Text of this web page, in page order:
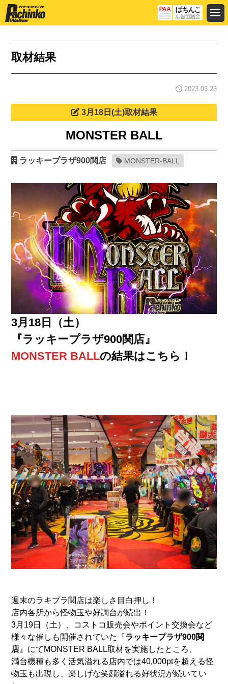
取材結果
2023.03.25
3月18日(土)取材結果
MONSTER BALL
ラッキープラザ900関店 MONSTER-BALL
3月18日（土）
『ラッキープラザ900関店』
MONSTER BALLの結果はこちら！
週末のラキプラ関店は楽しさ目白押し！
店内各所から怪物玉や好調台が続出！
3月19日（土）、コストコ販売会やポイント交換会など
様々な催しも開催されていた『 ラッキープラザ900関
店』にてMONSTER BALL取材を実施したところ、
満台機種も多く活気溢れる店内では40,000ptを超える怪
物玉も出現し、楽しげな笑顔溢れる好状況が続いてい